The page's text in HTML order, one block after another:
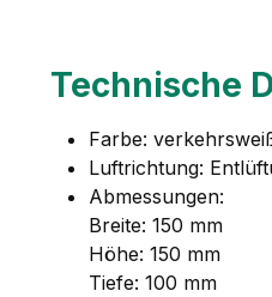
Technische
Farbe:
Luftrichtung:
Abmessungen:
Breite: 150 mm
Höhe: 150 mm
Tiefe: 100 mm